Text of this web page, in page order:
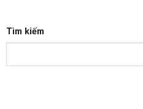
Tìm kiếm